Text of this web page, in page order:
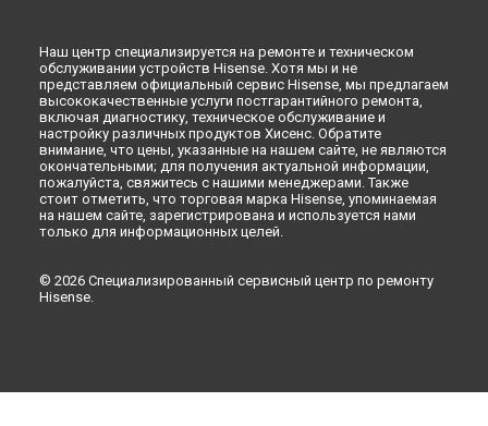
Наш центр специализируется на ремонте и техническом
обслуживании устройств Hisense. Хотя мы и не
представляем официальный сервис Hisense, мы предлагаем
высококачественные услуги постгарантийного ремонта,
включая диагностику, техническое обслуживание и
настройку различных продуктов Хисенс. Обратите
внимание, что цены, указанные на нашем сайте, не являются
окончательными; для получения актуальной информации,
пожалуйста, свяжитесь с нашими менеджерами. Также
стоит отметить, что торговая марка Hisense, упоминаемая
на нашем сайте, зарегистрирована и используется нами
только для информационных целей.
© 2026 Специализированный сервисный центр по ремонту
Hisense.